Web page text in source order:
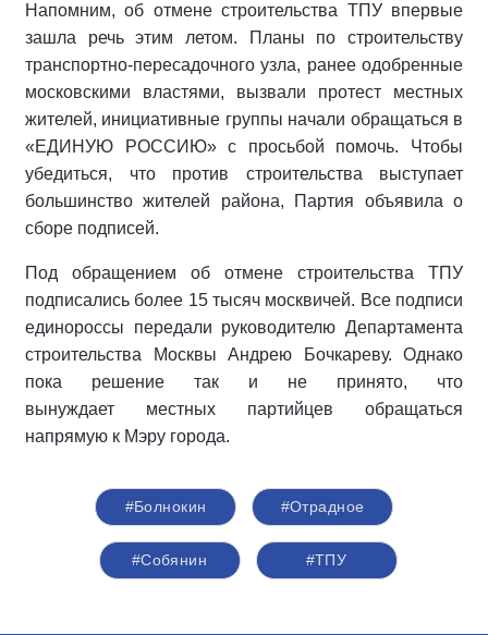
Напомним, об отмене строительства ТПУ впервые
зашла речь этим летом. Планы по строительству
транспортно-пересадочного узла, ранее одобренные
московскими властями, вызвали протест местных
жителей, инициативные группы начали обращаться в
«ЕДИНУЮ РОССИЮ» с просьбой помочь. Чтобы
убедиться, что против строительства выступает
большинство жителей района, Партия объявила о
сборе подписей.
Под обращением об отмене строительства ТПУ
подписались более 15 тысяч москвичей. Все подписи
единороссы передали руководителю Департамента
строительства Москвы Андрею Бочкареву. Однако
пока решение так и не принято, что
вынуждает местных партийцев обращаться
напрямую к Мэру города.
#Болнокин #Отрадное
#Собянин #ТПУ